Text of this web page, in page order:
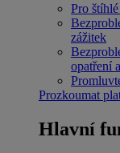
Pro
zážitek
opatření
Prozkoumat
Hlavní